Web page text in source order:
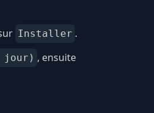
Installer .
jour) , ensuite